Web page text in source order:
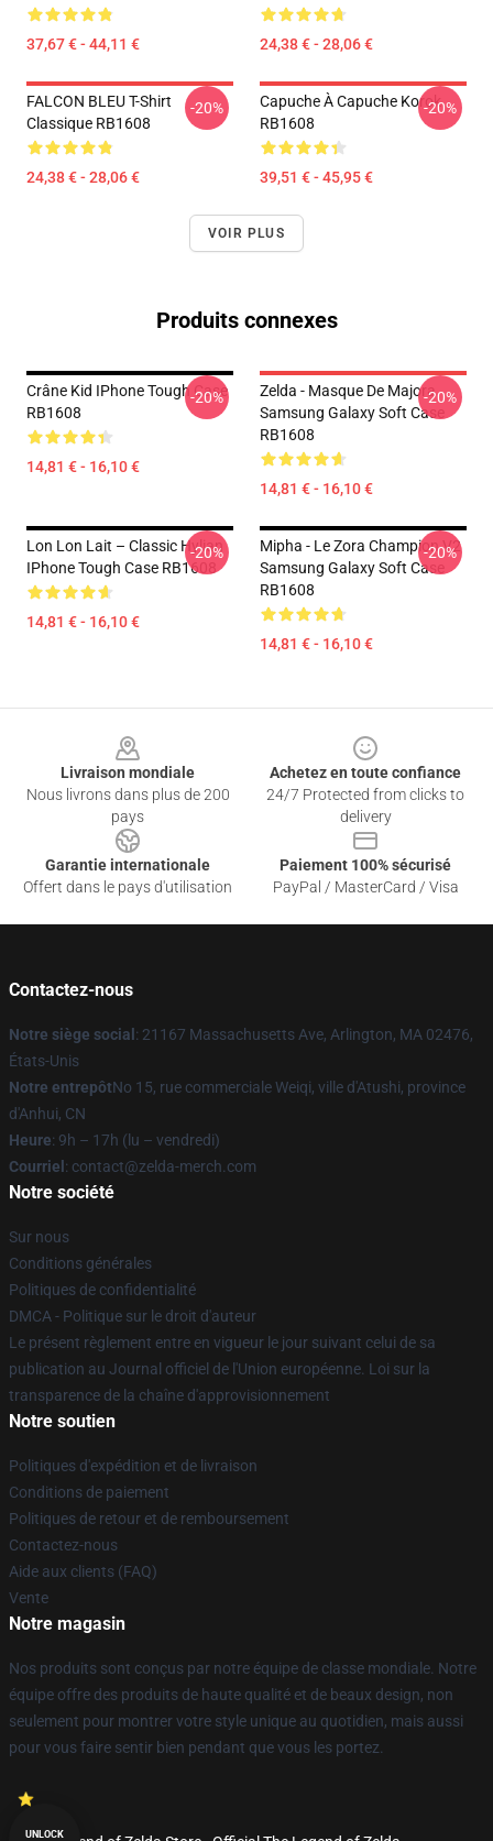
37,67 € - 44,11 € 24,38 € - 28,06 €
FALCON BLEU T-Shirt
Classique RB1608
24,38 € - 28,06 €
-20%
Capuche À Capuche Korok
RB1608
39,51 € - 45,95 €
-20%
VOIR PLUS
Produits connexes
Crâne Kid IPhone Tough Case
RB1608
14,81 € - 16,10 €
-20%
Zelda - Masque De Majora
Samsung Galaxy Soft Case
RB1608
14,81 € - 16,10 €
-20%
Lon Lon Lait – Classic Hylian
IPhone Tough Case RB1608
14,81 € - 16,10 €
-20%
Mipha - Le Zora Champion V2
Samsung Galaxy Soft Case
RB1608
14,81 € - 16,10 €
-20%
Livraison mondiale
Nous livrons dans plus de 200
pays
Achetez en toute confiance
24/7 Protected from clicks to
delivery
Garantie internationale
Offert dans le pays d'utilisation
Paiement 100% sécurisé
PayPal / MasterCard / Visa
Contactez-nous
Notre siège social : 21167 Massachusetts Ave, Arlington, MA 02476,
États-Unis
Notre entrepôtNo 15, rue commerciale Weiqi, ville d'Atushi, province
d'Anhui, CN
Heure: 9h – 17h (lu – vendredi)
Courriel : contact@zelda-merch.com
Notre société
Sur nous
Conditions générales
Politiques de confidentialité
DMCA - Politique sur le droit d'auteur
Le présent règlement entre en vigueur le jour suivant celui de sa
publication au Journal officiel de l'Union européenne. Loi sur la
transparence de la chaîne d'approvisionnement
Notre soutien
Politiques d'expédition et de livraison
Conditions de paiement
Politiques de retour et de remboursement
Contactez-nous
Aide aux clients (FAQ)
Vente
Notre magasin
Nos produits sont conçus par notre équipe de classe mondiale. Notre
équipe offre des produits de haute qualité et de beaux design, non
seulement pour montrer votre style unique au quotidien, mais aussi
pour vous faire sentir bien pendant que vous les portez.
UNLOCK